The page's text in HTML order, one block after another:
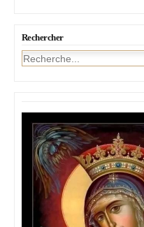
Rechercher